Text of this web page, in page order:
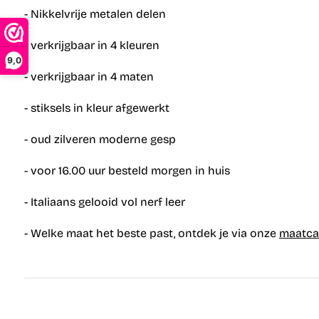
9,0
- Nikkelvrije metalen delen
- verkrijgbaar in 4 kleuren
- verkrijgbaar in 4 maten
- stiksels in kleur afgewerkt
- oud zilveren moderne gesp
- voor 16.00 uur besteld morgen in huis
- Italiaans gelooid vol nerf leer
- Welke maat het beste past, ontdek je via onze